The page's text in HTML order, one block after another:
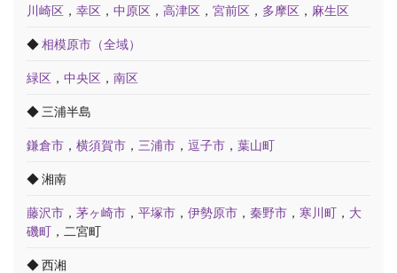
川崎区 ， 幸区 ， 中原区 ， 高津区 ， 宮前区 ， 多摩区 ， 麻生区
◆相模原市（全域）
緑区 ， 中央区 ， 南区
◆ 三浦半島
鎌倉市 ， 横須賀市 ， 三浦市 ， 逗子市 ， 葉山町
◆ 湘南
藤沢市 ， 茅ヶ崎市 ， 平塚市 ， 伊勢原市 ， 秦野市 ， 寒川町 ， 大
磯町 ，二宮町
◆ 西湘